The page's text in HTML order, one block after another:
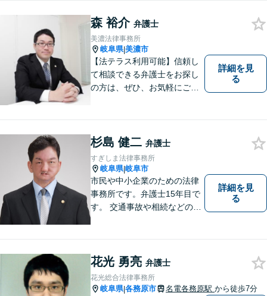
一緒に見つけていきます。
【丁寧なヒアリング】【地域
密着型の法律事務所】
森 裕介 弁護士
美濃法律事務所
岐阜県|美濃市
【法テラス利用可能】信頼し
て相談できる弁護士をお探し
の方は、ぜひ、お気軽にご連
詳細を見
る
杉島 健二 弁護士
すぎしま法律事務所
岐阜県|岐阜市
市民や中小企業のための法律
事務所です。弁護士15年目で
す。 交通事故や相続などの相
ました。特に交通事故では多
くの後遺障害事故や死亡事故
を解決してきました。
詳細を見
る
花光 勇亮 弁護士
花光総合法律事務所
岐阜県|各務原市 名電各務原駅 から徒歩7分